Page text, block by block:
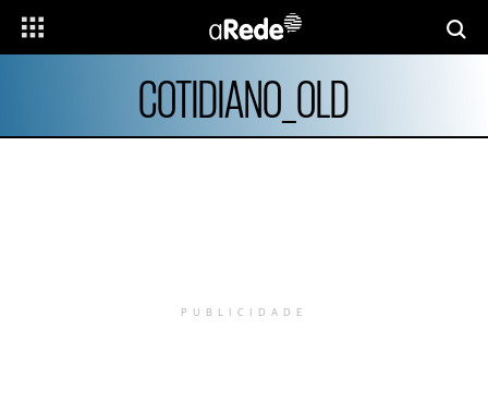
COTIDIANO_OLD
PUBLICIDADE